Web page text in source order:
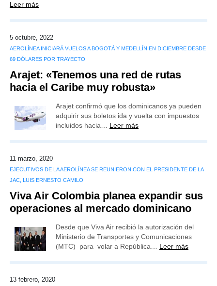
Leer más
5 octubre, 2022
AEROLÍNEA INICIARÁ VUELOS A BOGOTÁ Y MEDELLÍN EN DICIEMBRE DESDE
69 DÓLARES POR TRAYECTO
Arajet: «Tenemos una red de rutas
hacia el Caribe muy robusta»
Arajet confirmó que los dominicanos ya pueden
adquirir sus boletos ida y vuelta con impuestos
incluidos hacia… Leer más
11 marzo, 2020
EJECUTIVOS DE LA AEROLÍNEA SE REUNIERON CON EL PRESIDENTE DE LA
JAC, LUIS ERNESTO CAMILO
Viva Air Colombia planea expandir sus
operaciones al mercado dominicano
Desde que Viva Air recibió la autorización del
Ministerio de Transportes y Comunicaciones
(MTC) para volar a República… Leer más
13 febrero, 2020